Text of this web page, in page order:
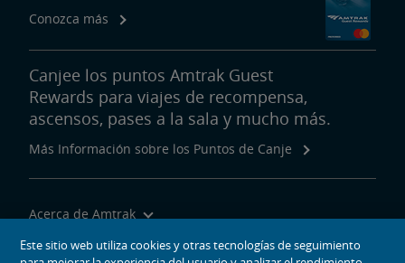
Conozca más
Canjee los puntos Amtrak Guest
Rewards para viajes de recompensa,
ascensos, pases a la sala y mucho más.
Más Información sobre los Puntos de Canje
Acerca de Amtrak
Viajar con Nosotros
Este sitio web utiliza cookies y otras tecnologías de seguimiento